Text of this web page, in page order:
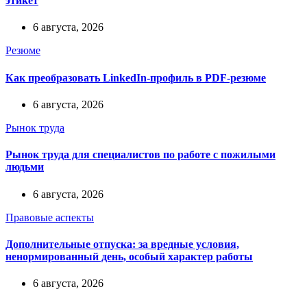
6 августа, 2026
Резюме
Как преобразовать LinkedIn-профиль в PDF-резюме
6 августа, 2026
Рынок труда
Рынок труда для специалистов по работе с пожилыми
людьми
6 августа, 2026
Правовые аспекты
Дополнительные отпуска: за вредные условия,
ненормированный день, особый характер работы
6 августа, 2026